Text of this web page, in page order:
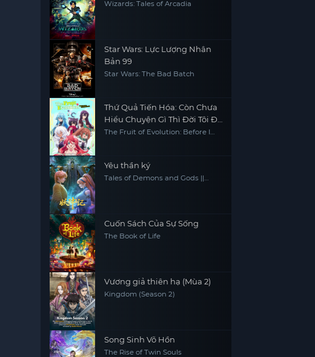
Wizards: Tales of Arcadia
Star Wars: Lực Lượng Nhân
Bản 99
Star Wars: The Bad Batch
Thứ Quả Tiến Hóa: Còn Chưa
Hiểu Chuyện Gì Thì Đời Tôi Đã
Trở Nên Vô Đối
The Fruit of Evolution: Before I
Yêu thần ký
Tales of Demons and Gods ||
Cuốn Sách Của Sự Sống
The Book of Life
Vương giả thiên hạ (Mùa 2)
Kingdom (Season 2)
Song Sinh Võ Hồn
The Rise of Twin Souls